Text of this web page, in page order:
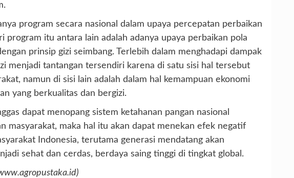
program secara nasional dalam upaya percepatan perbaikan
program itu antara lain adalah adanya upaya perbaikan pola
prinsip gizi seimbang. Terlebih dalam menghadapi dampak
menjadi tantangan tersendiri karena di satu sisi hal tersebut
namun di sisi lain adalah dalam hal kemampuan ekonomi
yang berkualitas dan bergizi.
dapat menopang sistem ketahanan pangan nasional
masyarakat, maka hal itu akan dapat menekan efek negatif
Indonesia, terutama generasi mendatang akan
sehat dan cerdas, berdaya saing tinggi di tingkat global.